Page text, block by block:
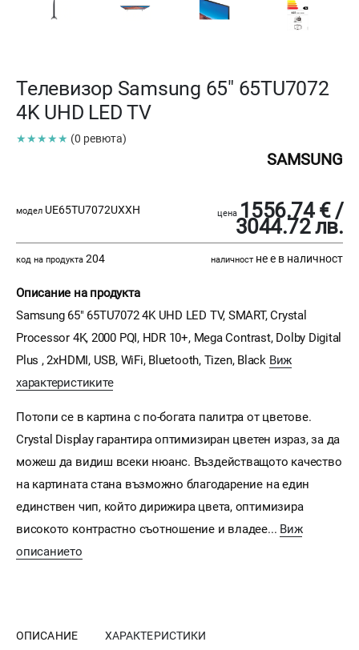
Телевизор Samsung 65" 65TU7072
4K UHD LED TV
★★★★★ (0 ревюта)
SAMSUNG
модел UE65TU7072UXXH цена 1556.74 € /
3044.72 лв.
код на продукта 204 наличност не е в наличност
Описание на продукта
Samsung 65" 65TU7072 4K UHD LED TV, SMART, Crystal
Processor 4K, 2000 PQI, HDR 10+, Mega Contrast, Dolby Digital
Plus , 2xHDMI, USB, WiFi, Bluetooth, Tizen, Black Виж
характеристиките
Потопи се в картина с по-богата палитра от цветове.
Crystal Display гарантира оптимизиран цветен израз, за да
можеш да видиш всеки нюанс. Въздействащото качество
на картината стана възможно благодарение на един
единствен чип, който дирижира цвета, оптимизира
високото контрастно съотношение и владее... Виж
описанието
ОПИСАНИЕ ХАРАКТЕРИСТИКИ